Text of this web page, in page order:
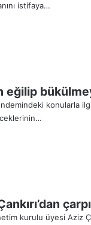
istifaya…
eğilip
konularla
kurulu üyesi Aziz